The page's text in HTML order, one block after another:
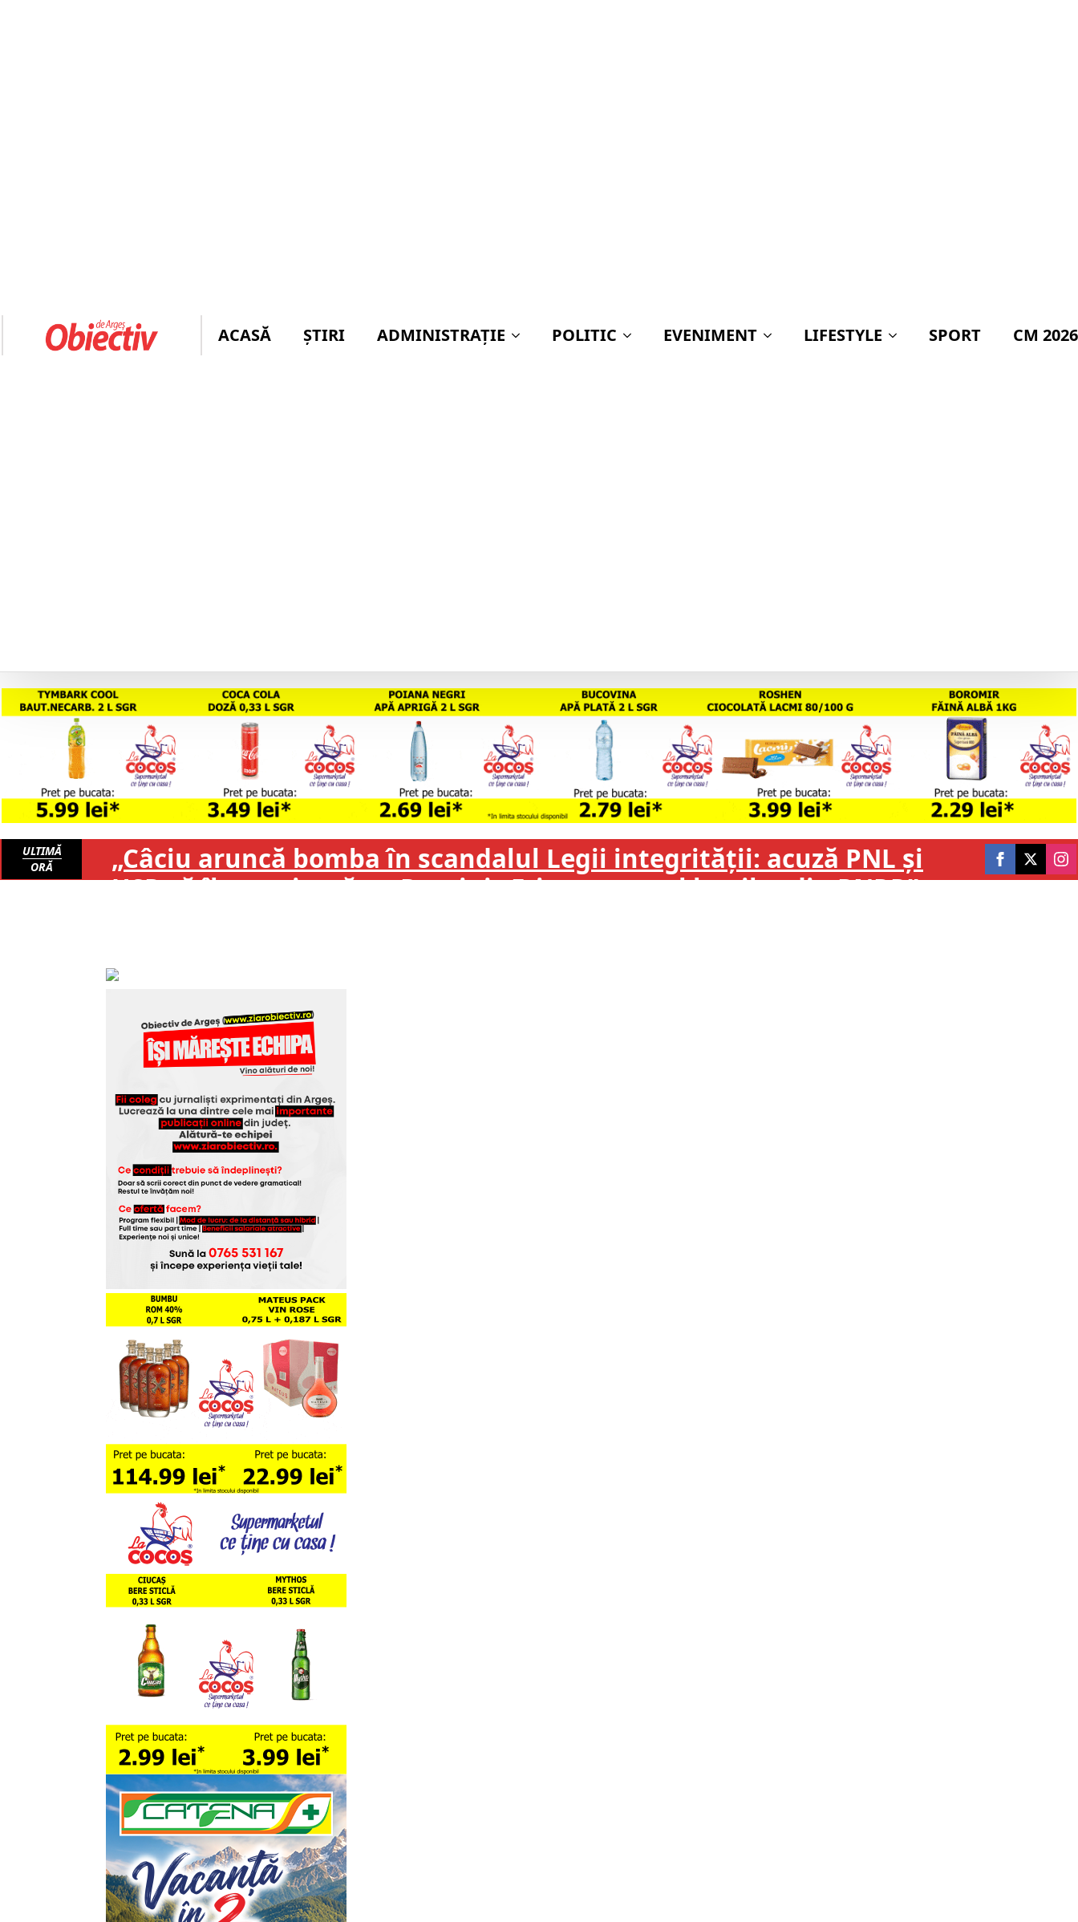
ACASĂ ȘTIRI ADMINISTRAŢIE POLITIC EVENIMENT LIFESTYLE SPORT CM 2026
ULTIMĂ
ORĂ
„Câciu aruncă bomba în scandalul Legii integrității: acuză PNL și
USR că îl protejează pe Dominic Fritz cu prețul banilor din PNRR”